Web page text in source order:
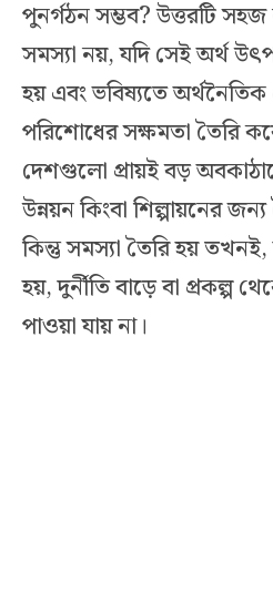
পুনর্গঠন সম্ভব? উত্তরটি
সমস্যা নয়, যদি সেই অর্থ
হয় এবং ভবিষ্যতে অর্থনৈতিক
পরিশোধের সক্ষমতা তৈরি
দেশগুলো প্রায়ই বড়
উন্নয়ন কিংবা শিল্পায়নের
কিন্তু সমস্যা তৈরি হয়
হয়, দুর্নীতি বাড়ে বা প্রকল্প
পাওয়া যায় না।